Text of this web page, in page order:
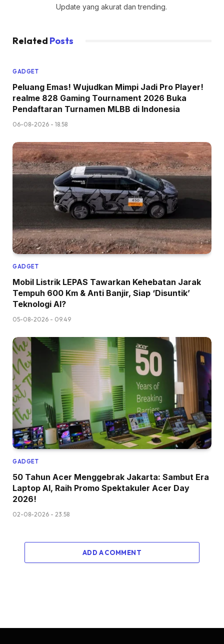
Update yang akurat dan trending.
Related Posts
GADGET
Peluang Emas! Wujudkan Mimpi Jadi Pro Player!
realme 828 Gaming Tournament 2026 Buka
Pendaftaran Turnamen MLBB di Indonesia
06-08-2026 - 18.58
GADGET
Mobil Listrik LEPAS Tawarkan Kehebatan Jarak
Tempuh 600 Km & Anti Banjir, Siap ‘Disuntik’
Teknologi AI?
05-08-2026 - 09.49
GADGET
50 Tahun Acer Menggebrak Jakarta: Sambut Era
Laptop AI, Raih Promo Spektakuler Acer Day
2026!
02-08-2026 - 23.58
ADD A COMMENT